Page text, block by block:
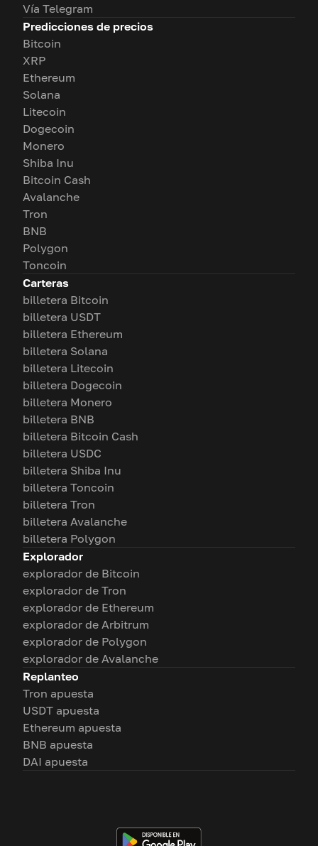
Vía Telegram
Predicciones de precios
Bitcoin
XRP
Ethereum
Solana
Litecoin
Dogecoin
Monero
Shiba Inu
Bitcoin Cash
Avalanche
Tron
BNB
Polygon
Toncoin
Carteras
billetera Bitcoin
billetera USDT
billetera Ethereum
billetera Solana
billetera Litecoin
billetera Dogecoin
billetera Monero
billetera BNB
billetera Bitcoin Cash
billetera USDC
billetera Shiba Inu
billetera Toncoin
billetera Tron
billetera Avalanche
billetera Polygon
Explorador
explorador de Bitcoin
explorador de Tron
explorador de Ethereum
explorador de Arbitrum
explorador de Polygon
explorador de Avalanche
Replanteo
Tron apuesta
USDT apuesta
Ethereum apuesta
BNB apuesta
DAI apuesta